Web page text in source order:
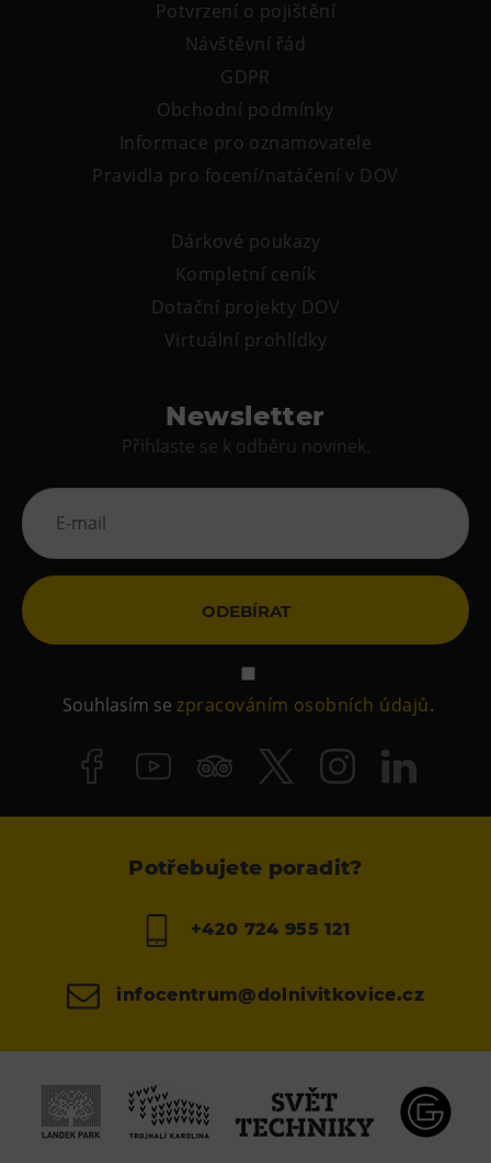
Potvrzení o pojištění
Návštěvní řád
GDPR
Obchodní podmínky
Informace pro oznamovatele
Pravidla pro focení/natáčení v DOV
Dárkové poukazy
Kompletní ceník
Dotační projekty DOV
Virtuální prohlídky
Newsletter
Přihlaste se k odběru novinek.
ODEBÍRAT
Souhlasím sezpracováním osobních údajů.
Potřebujete poradit?
+420 724 955 121
infocentrum@dolnivitkovice.cz